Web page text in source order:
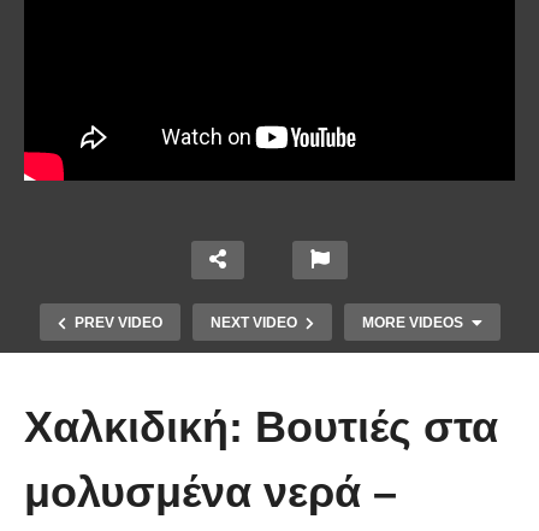
PREV VIDEO NEXT VIDEO MORE VIDEOS
Χαλκιδική: Βουτιές στα
μολυσμένα νερά –